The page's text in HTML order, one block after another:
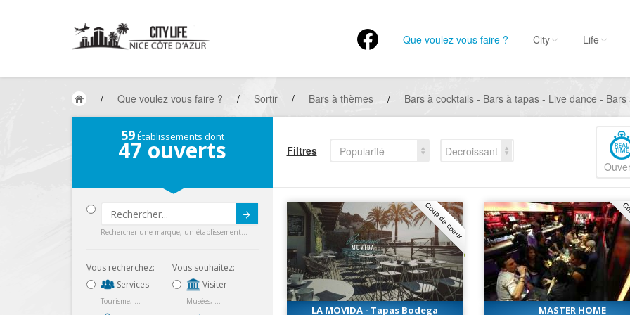
Que voulez vous faire ? City Life
/ Que voulez vous faire ? / Sortir / Bars à thèmes / Bars à cocktails - Bars à tapas - Live dance -
59Établissements dont
47 ouverts
Rechercher une marque, un établissement...
Vous recherchez:
Services
Tourisme, ...
Vous souhaitez:
Visiter
Musées, ...
Filtres Popularité
Decroissant
Coup de coeur
LA MOVIDA - Tapas Bodega
MASTER HOME